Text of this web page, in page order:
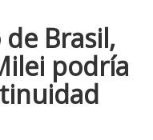
Brasil,
podría